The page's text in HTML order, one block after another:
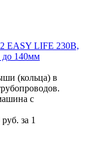
EASY LIFE 230В,
до 140мм
(кольца) в
с
руб. за 1